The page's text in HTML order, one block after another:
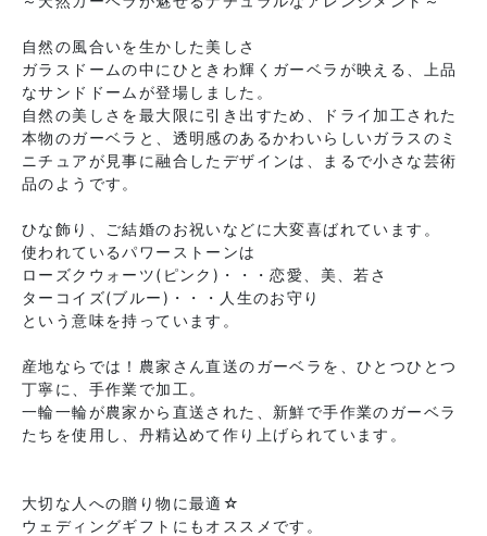
自然の風合いを生かした美しさ
ガラスドームの中にひときわ輝くガーベラが映える、上品
なサンドドームが登場しました。
自然の美しさを最大限に引き出すため、ドライ加工された
本物のガーベラと、透明感のあるかわいらしいガラスのミ
ニチュアが見事に融合したデザインは、まるで小さな芸術
品のようです。
ひな飾り、ご結婚のお祝いなどに大変喜ばれています。
使われているパワーストーンは
ローズクウォーツ(ピンク)・・・恋愛、美、若さ
ターコイズ(ブルー)・・・人生のお守り
という意味を持っています。
産地ならでは！農家さん直送のガーベラを、ひとつひとつ
丁寧に、手作業で加工。
一輪一輪が農家から直送された、新鮮で手作業のガーベラ
たちを使用し、丹精込めて作り上げられています。
大切な人への贈り物に最適☆
ウェディングギフトにもオススメです。